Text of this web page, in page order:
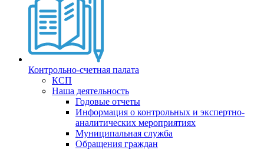
Контрольно-счетная палата
КСП
Наша деятельность
Годовые отчеты
Информация о контрольных и экспертно-
аналитических мероприятиях
Муниципальная служба
Обращения граждан